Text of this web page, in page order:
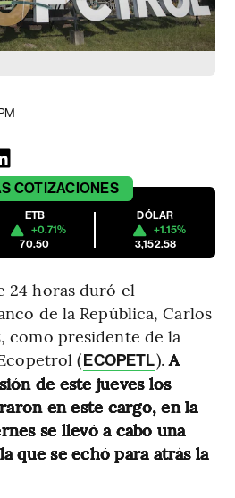
COTIZACIONES
ETB
+0.71%
70.50
DÓLAR
+1.15%
3,152.58
24 horas duró el
de la República, Carlos
como presidente de la
(ECOPETL).A
de este jueves los
en este cargo, en la
se llevó a cabo una
que se echó para atrás la